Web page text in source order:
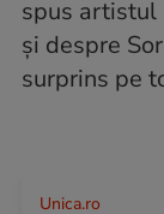
Unica.ro